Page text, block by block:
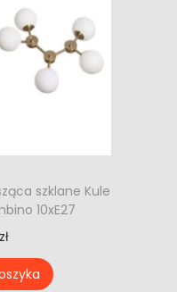
szklane Kule
10xE27
zł